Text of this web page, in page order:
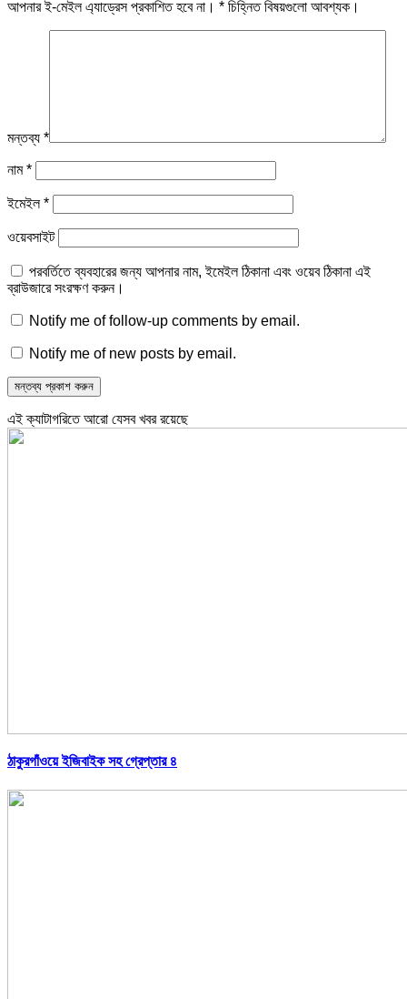
আপনার ই-মেইল এ্যাড্রেস প্রকাশিত হবে না। * চিহ্নিত বিষয়গুলো আবশ্যক।
মন্তব্য *
নাম*
ইমেইল*
ওয়েবসাইট
পরবর্তিতে ব্যবহারের জন্য আপনার নাম, ইমেইল ঠিকানা এবং ওয়েব ঠিকানা এই
ব্রাউজারে সংরক্ষণ করুন।
Notify me of follow-up comments by email.
Notify me of new posts by email.
এই ক্যাটাগরিতে আরো যেসব খবর রয়েছে
ঠাকুরগাঁওয়ে ইজিবাইক সহ গ্রেপ্তার ৪